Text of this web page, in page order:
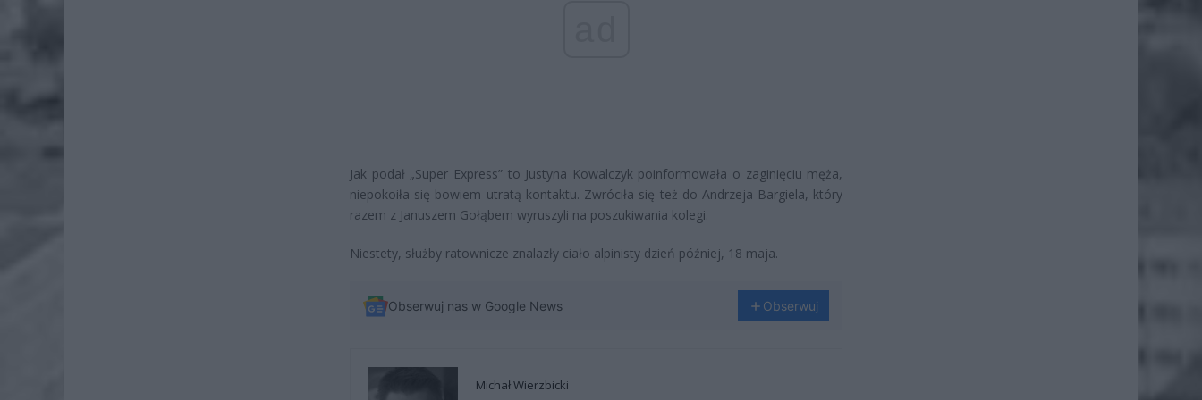
Jak podał „Super Express” to Justyna Kowalczyk poinformowała o zaginięciu męża,
niepokoiła się bowiem utratą kontaktu. Zwróciła się też do Andrzeja Bargiela, który
razem z Januszem Gołąbem wyruszyli na poszukiwania kolegi.
Niestety, służby ratownicze znalazły ciało alpinisty dzień później, 18 maja.
Obserwuj nas w Google News Obserwuj
Michał Wierzbicki